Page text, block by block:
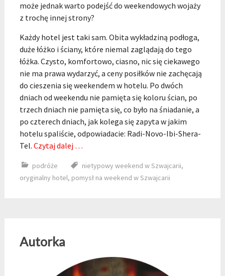
może jednak warto podejść do weekendowych wojaży
z trochę innej strony?
Każdy hotel jest taki sam. Obita wykładziną podłoga,
duże łóżko i ściany, które niemal zaglądają do tego
łóżka. Czysto, komfortowo, ciasno, nic się ciekawego
nie ma prawa wydarzyć, a ceny posiłków nie zachęcają
do cieszenia się weekendem w hotelu. Po dwóch
dniach od weekendu nie pamięta się koloru ścian, po
trzech dniach nie pamięta się, co było na śniadanie, a
po czterech dniach, jak kolega się zapyta w jakim
hotelu spaliście, odpowiadacie: Radi-Novo-Ibi-Shera-
Tel. Czytaj dalej …
podróże nietypowy weekend w Szwajcarii,
oryginalny hotel, pomysł na weekend w Szwajcarii
Autorka